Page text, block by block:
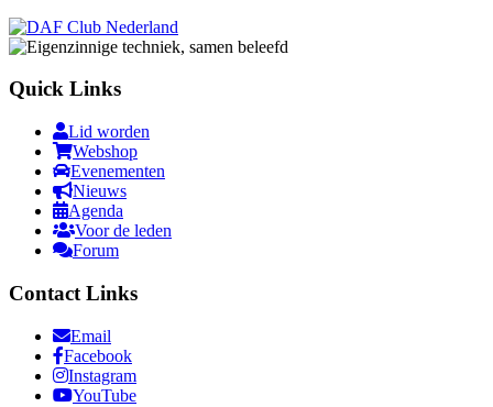
Quick Links
Lid worden
Webshop
Evenementen
Nieuws
Agenda
Voor de leden
Forum
Contact Links
Email
Facebook
Instagram
YouTube